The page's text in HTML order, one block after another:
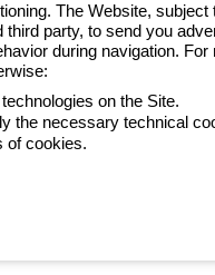
79
Deklaracja dostępności
of Gewiss
The Website,
party, to send you
during navigation.
on the Site.
the necessary technical
of cookies.